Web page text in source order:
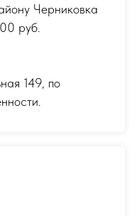
Черниковка
руб.
149, по